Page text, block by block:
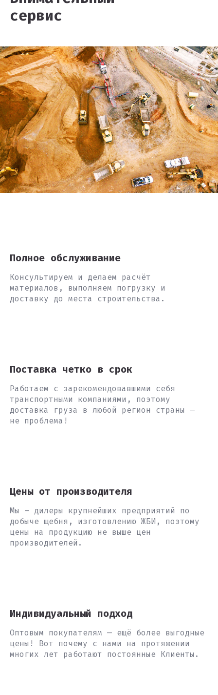
сервис
Полное обслуживание
Консультируем и делаем расчёт
материалов, выполняем погрузку и
доставку до места строительства.
Поставка четко в срок
Работаем с зарекомендовавшими себя
транспортными компаниями, поэтому
доставка груза в любой регион страны —
не проблема!
Цены от производителя
Мы – дилеры крупнейших предприятий по
добыче щебня, изготовлению ЖБИ, поэтому
цены на продукцию не выше цен
производителей.
Индивидуальный подход
Оптовым покупателям — ещё более выгодные
цены! Вот почему с нами на протяжении
многих лет работают постоянные Клиенты.